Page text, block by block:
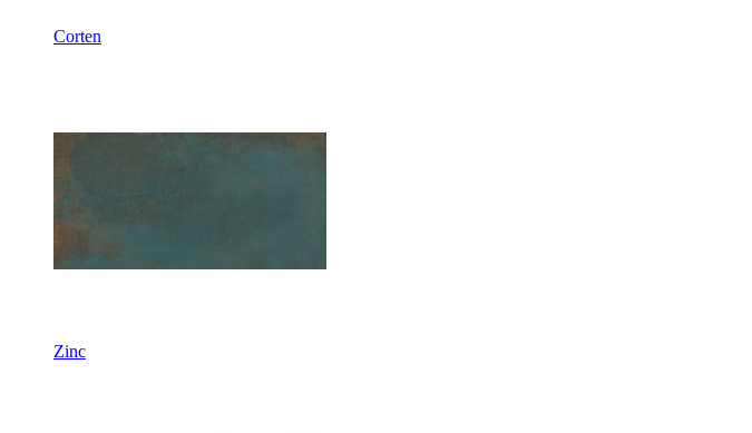
Corten
Zinc